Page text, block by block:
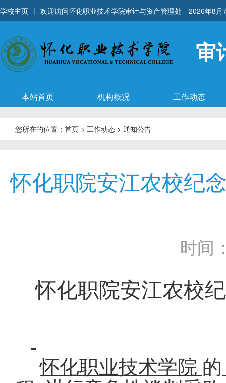
学校主页 | 欢迎访问怀化职业技术学院审计与资产管理处 2026年8月
审
本站首页 机构概况 工作动态
您所在的位置： 首页 > 工作动态 > 通知公告
怀化职院安江农校纪
时间
怀化职院安江农校
怀化职业技术学院 的